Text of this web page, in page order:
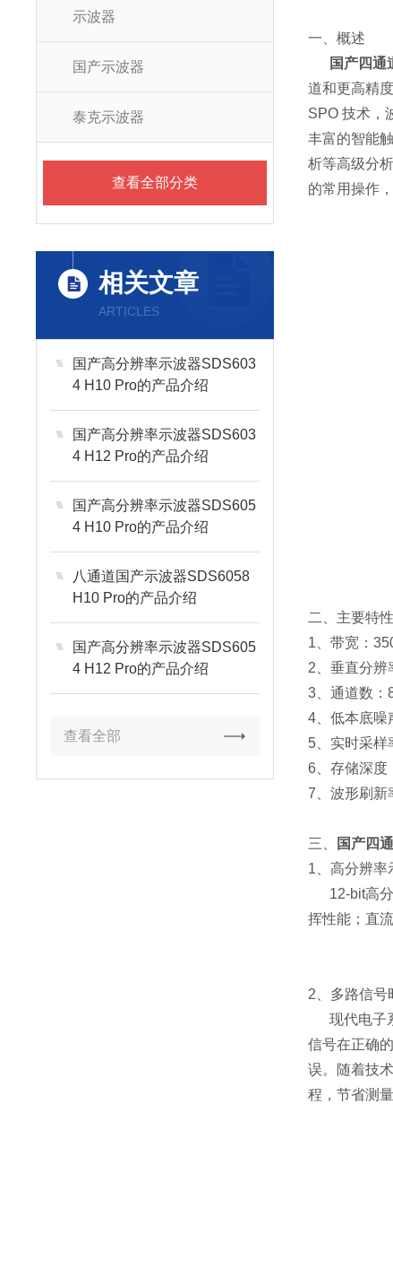
示波器
国产示波器
泰克示波器
查看全部分类
相关文章
ARTICLES
国产高分辨率示波器SDS603
4 H10 Pro的产品介绍
国产高分辨率示波器SDS603
4 H12 Pro的产品介绍
国产高分辨率示波器SDS605
4 H10 Pro的产品介绍
八通道国产示波器SDS6058
H10 Pro的产品介绍
国产高分辨率示波器SDS605
4 H12 Pro的产品介绍
查看全部
一、概述
国产四
道和更高精
SPO 技术，
丰富的智能
析等高级分
的常用操作
二、主要特性
1、带宽：
2、垂直分辨
3、通道数：
4、低本底噪
5、实时采样
6、存储深度
7、波形刷新
三、 国产四
1、高分辨率
12-bit高
挥性能；直
2、多路信号
现代电子
信号在正确
误。随着技
程，节省测